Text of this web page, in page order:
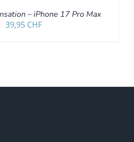
– iPhone 17 Pro Max
39,95 CHF